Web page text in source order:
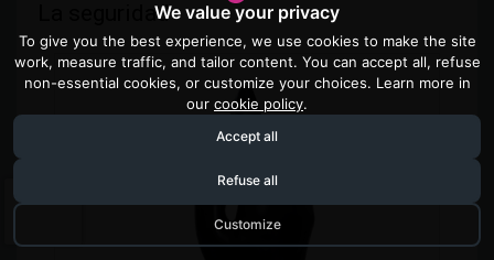
We value your privacy
To give you the best experience, we use cookies to make the site
work, measure traffic, and tailor content. You can accept all, refuse
non-essential cookies, or customize your choices. Learn more in
our cookie policy.
Accept all
Refuse all
Customize
La seguridad